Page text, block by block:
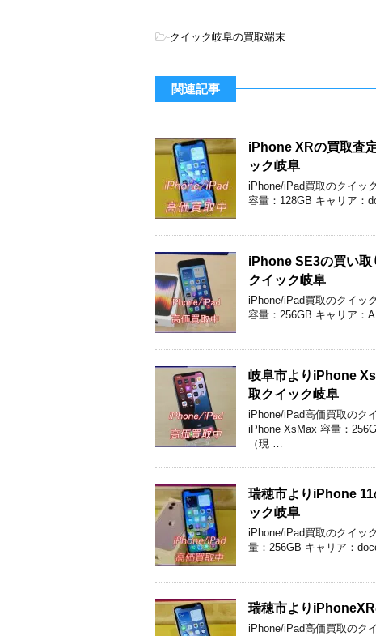
-クイック岐阜の買取端末
関連記事
iPhone XRの買取査
ック岐阜
iPhone/iPad買取のクイッ
容量：128GB キャリア：
iPhone SE3の買い取
クイック岐阜
iPhone/iPad買取のクイッ
容量：256GB キャリア：
岐阜市よりiPhone
取クイック岐阜
iPhone/iPad高価買取のク
iPhone XsMax 容量：
（現 …
瑞穂市よりiPhone
ック岐阜
iPhone/iPad買取のクイッ
量：256GB キャリア：
瑞穂市よりiPhoneXR
iPhone/iPad高価買取のク